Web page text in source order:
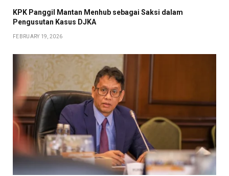
KPK Panggil Mantan Menhub sebagai Saksi dalam
Pengusutan Kasus DJKA
FEBRUARY 19, 2026